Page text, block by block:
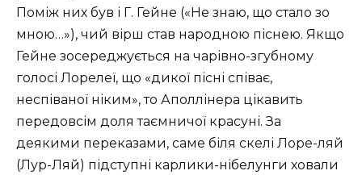
Поміж них був і Г. Гейне («Не знаю, що стало зо
мною…»), чий вірш став народною піснею. Якщо
Гейне зосереджується на чарівно-згубному
голосі Лорелеї, що «дикої пісні співає,
неспіваної ніким», то Аполлінера цікавить
передовсім доля таємничої красуні. За
деякими переказами, саме біля скелі Лоре-ляй
(Лур-Ляй) підступні карлики-нібелунги ховали